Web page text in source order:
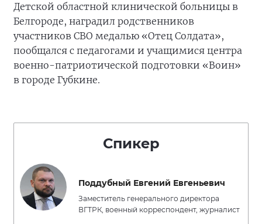
Детской областной клинической больницы в
Белгороде, наградил родственников
участников СВО медалью «Отец Солдата»,
пообщался с педагогами и учащимися центра
военно-патриотической подготовки «Воин»
в городе Губкине.
Спикер
Поддубный Евгений Евгеньевич
Заместитель генерального директора
ВГТРК, военный корреспондент, журналист